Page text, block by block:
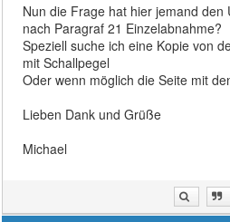
Nun die Frage hat hier jemand den
nach Paragraf 21 Einzelabnahme?
Speziell suche ich eine Kopie von
mit Schallpegel
Oder wenn möglich die Seite mit
Lieben Dank und Grüße
Michael